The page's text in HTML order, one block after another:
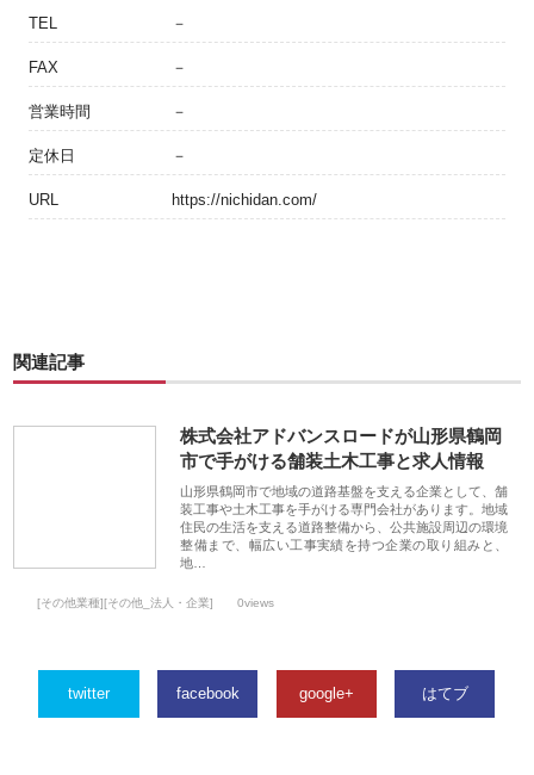
TEL －
FAX －
営業時間 －
定休日 －
URL https://nichidan.com/
関連記事
株式会社アドバンスロードが山形県鶴岡
市で手がける舗装土木工事と求人情報
山形県鶴岡市で地域の道路基盤を支える企業として、舗
装工事や土木工事を手がける専門会社があります。地域
住民の生活を支える道路整備から、公共施設周辺の環境
整備まで、幅広い工事実績を持つ企業の取り組みと、
地…
[その他業種][その他_法人・企業] 0views
twitter facebook google+ はてブ